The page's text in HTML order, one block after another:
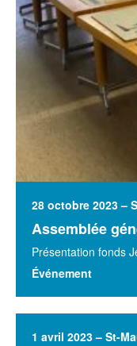
28 octobre 2023 –
Assemblée
Présentation fonds
Événement
1 avril 2023 – St-